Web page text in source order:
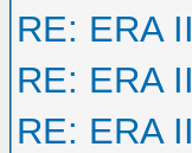
RE: ERA II
RE: ERA II
RE: ERA II